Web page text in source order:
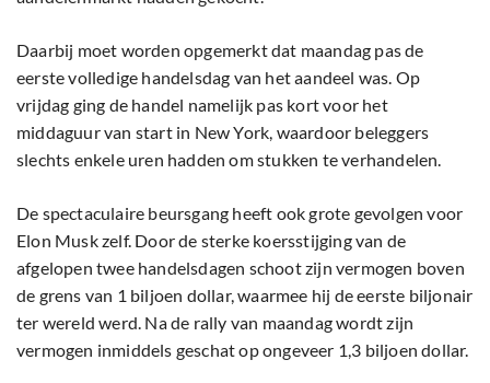
Daarbij moet worden opgemerkt dat maandag pas de
eerste volledige handelsdag van het aandeel was. Op
vrijdag ging de handel namelijk pas kort voor het
middaguur van start in New York, waardoor beleggers
slechts enkele uren hadden om stukken te verhandelen.
De spectaculaire beursgang heeft ook grote gevolgen voor
Elon Musk zelf. Door de sterke koersstijging van de
afgelopen twee handelsdagen schoot zijn vermogen boven
de grens van 1 biljoen dollar, waarmee hij de eerste biljonair
ter wereld werd. Na de rally van maandag wordt zijn
vermogen inmiddels geschat op ongeveer 1,3 biljoen dollar.